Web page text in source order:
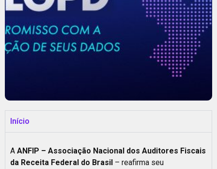
Início
A ANFIP – Associação Nacional dos Auditores Fiscais
da Receita Federal do Brasil – reafirma seu